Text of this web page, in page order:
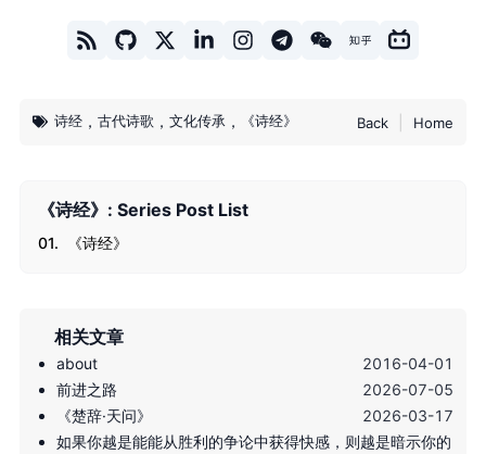
诗经 ， 古代诗歌 ， 文化传承 ， 《诗经》 Back Home
《诗经》: Series Post List
01. 《诗经》
相关文章
about
2016-04-01
前进之路
2026-07-05
《楚辞·天问》
2026-03-17
如果你越是能能从胜利的争论中获得快感，则越是暗示你的